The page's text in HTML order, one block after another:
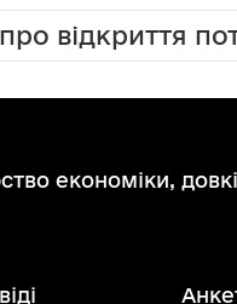
відкриття
економіки,